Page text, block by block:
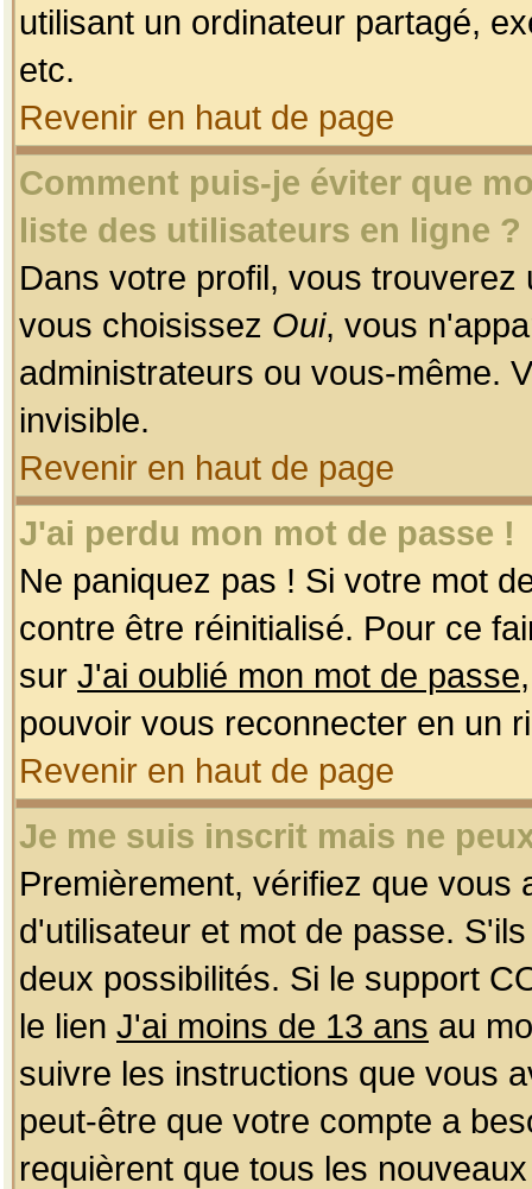
utilisant un ordinateur partagé,
etc.
Revenir en haut de page
Comment puis-je éviter que
liste des utilisateurs en ligne ?
Dans votre profil, vous
vous choisissez Oui, vous
administrateurs ou vous-même.
invisible.
Revenir en haut de page
J'ai perdu mon mot de passe !
Ne paniquez pas ! Si votre mot
contre être réinitialisé. Pour ce
sur J'ai oublié mon mot de passe
pouvoir vous reconnecter en un
Revenir en haut de page
Je me suis inscrit mais ne
Premièrement, vérifiez que
d'utilisateur et mot de passe.
deux possibilités. Si le support
le lien J'ai moins de 13 ans au
suivre les instructions que vous
peut-être que votre compte a
requièrent que tous les